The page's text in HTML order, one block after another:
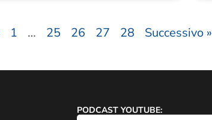
1 … 25 26 27 28 Successivo »
PODCAST YOUTUBE: